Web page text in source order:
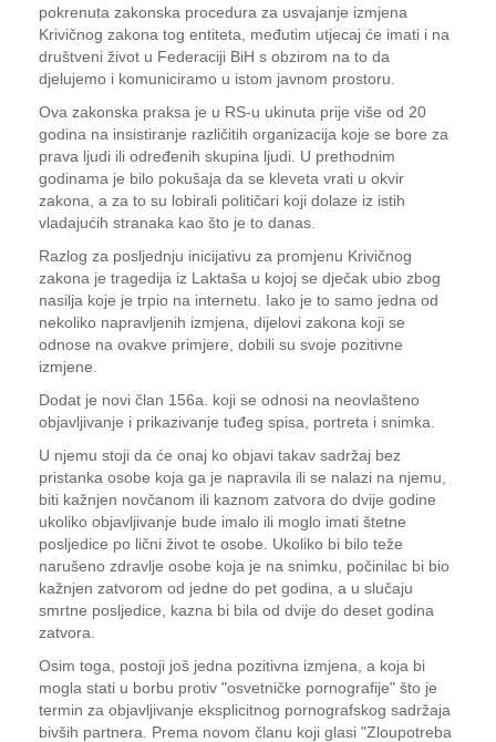
pokrenuta zakonska procedura za usvajanje izmjena
Krivičnog zakona tog entiteta, međutim utjecaj će imati i na
društveni život u Federaciji BiH s obzirom na to da
djelujemo i komuniciramo u istom javnom prostoru.
Ova zakonska praksa je u RS-u ukinuta prije više od 20
godina na insistiranje različitih organizacija koje se bore za
prava ljudi ili određenih skupina ljudi. U prethodnim
godinama je bilo pokušaja da se kleveta vrati u okvir
zakona, a za to su lobirali političari koji dolaze iz istih
vladajućih stranaka kao što je to danas.
Razlog za posljednju inicijativu za promjenu Krivičnog
zakona je tragedija iz Laktaša u kojoj se dječak ubio zbog
nasilja koje je trpio na internetu. Iako je to samo jedna od
nekoliko napravljenih izmjena, dijelovi zakona koji se
odnose na ovakve primjere, dobili su svoje pozitivne
izmjene.
Dodat je novi član 156a. koji se odnosi na neovlašteno
objavljivanje i prikazivanje tuđeg spisa, portreta i snimka.
U njemu stoji da će onaj ko objavi takav sadržaj bez
pristanka osobe koja ga je napravila ili se nalazi na njemu,
biti kažnjen novčanom ili kaznom zatvora do dvije godine
ukoliko objavljivanje bude imalo ili moglo imati štetne
posljedice po lični život te osobe. Ukoliko bi bilo teže
narušeno zdravlje osobe koja je na snimku, počinilac bi bio
kažnjen zatvorom od jedne do pet godina, a u slučaju
smrtne posljedice, kazna bi bila od dvije do deset godina
zatvora.
Osim toga, postoji još jedna pozitivna izmjena, a koja bi
mogla stati u borbu protiv "osvetničke pornografije" što je
termin za objavljivanje eksplicitnog pornografskog sadržaja
bivših partnera. Prema novom članu koji glasi "Zloupotreba